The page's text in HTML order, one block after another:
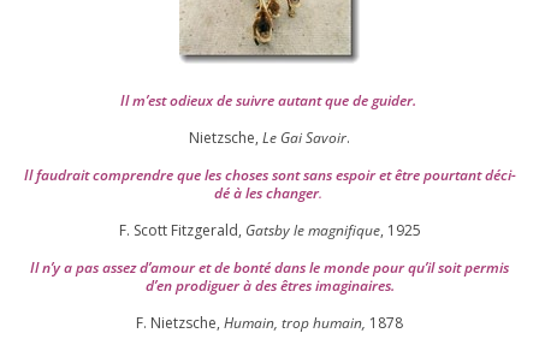
Il m’est odieux de suivre autant que de gui­der.
Nietzsche, Le Gai Savoir.
Il fau­drait com­prendre que les choses sont sans espoir et être pour­tant déci­
dé à les chan­ger.
F. Scott Fitzgerald, Gatsby le magni­fique, 1925
Il n’y a pas assez d’a­mour et de bon­té dans le monde pour qu’il soit per­mis
d’en pro­di­guer à des êtres imaginaires.
F. Nietzsche, Humain, trop humain, 1878